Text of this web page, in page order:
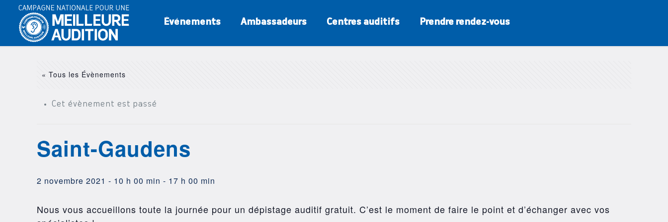
Événements Ambassadeurs Centres auditifs Prendre rendez-vous
« Tous les Évènements
Cet évènement est passé
Saint-Gaudens
2 novembre 2021 - 10 h 00 min - 17 h 00 min
Nous vous accueillons toute la journée pour un dépistage auditif gratuit. C’est le moment de faire le point et d’échanger avec vos